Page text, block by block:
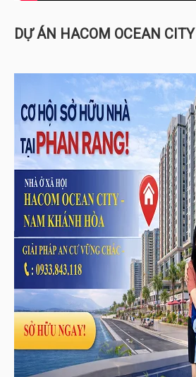
DỰ ÁN HACOM OCEAN CITY